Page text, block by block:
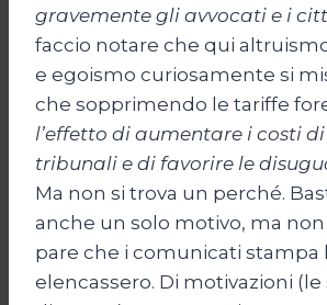
gravemente gli avvocati e i
faccio notare che qui
e egoismo curiosamente si
che sopprimendo le tariffe
l’effetto di aumentare i costi
tribunali e di favorire le
Ma non si trova un perché.
anche un solo motivo, ma
pare che i comunicati stampa
elencassero. Di motivazioni